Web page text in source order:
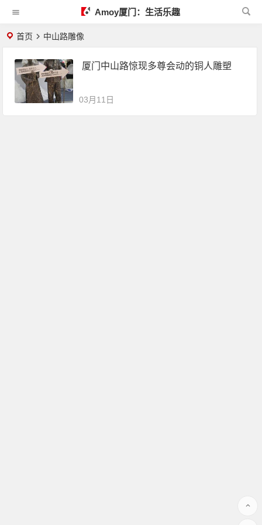
Amoy厦门：生活乐趣
首页 中山路雕像
厦门中山路惊现多尊会动的铜人雕塑
03月11日